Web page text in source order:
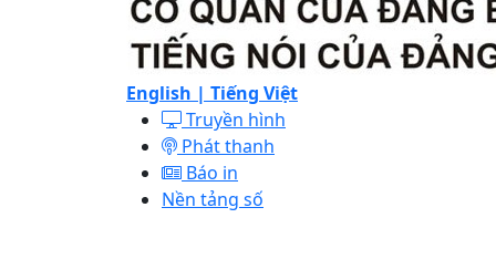
English | Tiếng Việt
Truyền hình
Phát thanh
Báo in
Nền tảng số